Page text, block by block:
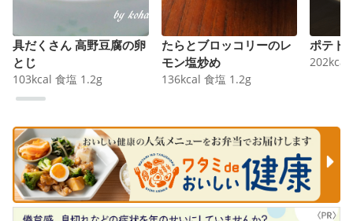
具だくさん 高野豆腐の卵
とじ
103kcal 食塩 1.2g
たらとブロッコリーのレ
モン塩炒め
136kcal 食塩 1.2g
ポテト
202kcal